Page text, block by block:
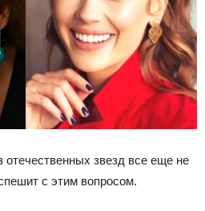
отечественных звезд все еще не
с этим вопросом.